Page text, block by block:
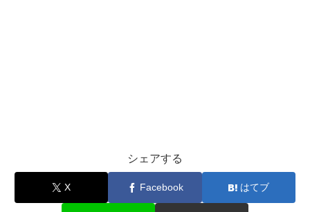
シェアする
X Facebook はてブ